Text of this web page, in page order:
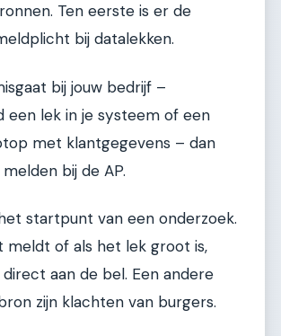
Ten eerste is er de
bij datalekken.
bij jouw bedrijf –
een lek in je systeem of een
met klantgegevens – dan
bij de AP.
startpunt van een onderzoek.
meldt of als het lek groot is,
aan de bel. Een andere
zijn klachten van burgers.